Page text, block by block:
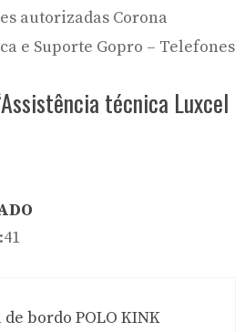
autorizadas Corona
e Suporte Gopro – Telefones
técnica Luxcel
bordo POLO KINK